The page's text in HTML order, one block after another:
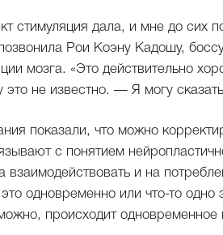
стимуляция дала, и мне до сих
Рои Коэну Кадошу,
мозга. «Это действительно
это не известно. — Я могу
показали, что можно
с понятием
взаимодействовать и на
одновременно или что-то
происходит